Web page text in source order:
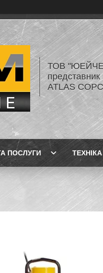
ТОВ
представник
ATLAS
ПОСЛУГИ ТЕХНІКА